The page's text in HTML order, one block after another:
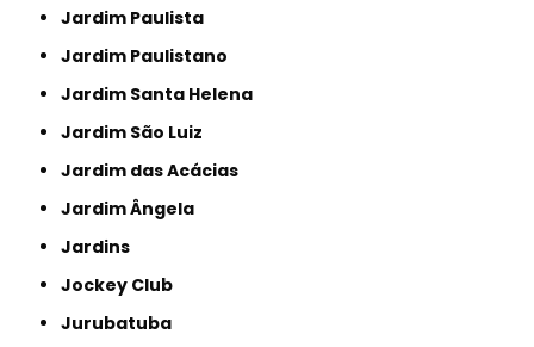
Jardim Paulista
Jardim Paulistano
Jardim Santa Helena
Jardim São Luiz
Jardim das Acácias
Jardim Ângela
Jardins
Jockey Club
Jurubatuba